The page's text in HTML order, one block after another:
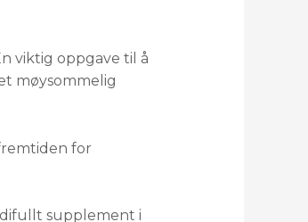
viktig oppgave til å
møysommelig
for
supplement i